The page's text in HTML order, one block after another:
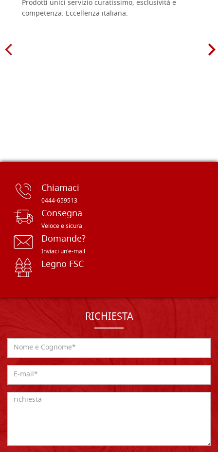
Prodotti unici servizio curatissimo, esclusività e
competenza. Eccellenza italiana.
Chiamaci
0444-659513
Consegna
Veloce e sicura
Domande?
Inviaci un'e-mail
Legno FSC
RICHIESTA